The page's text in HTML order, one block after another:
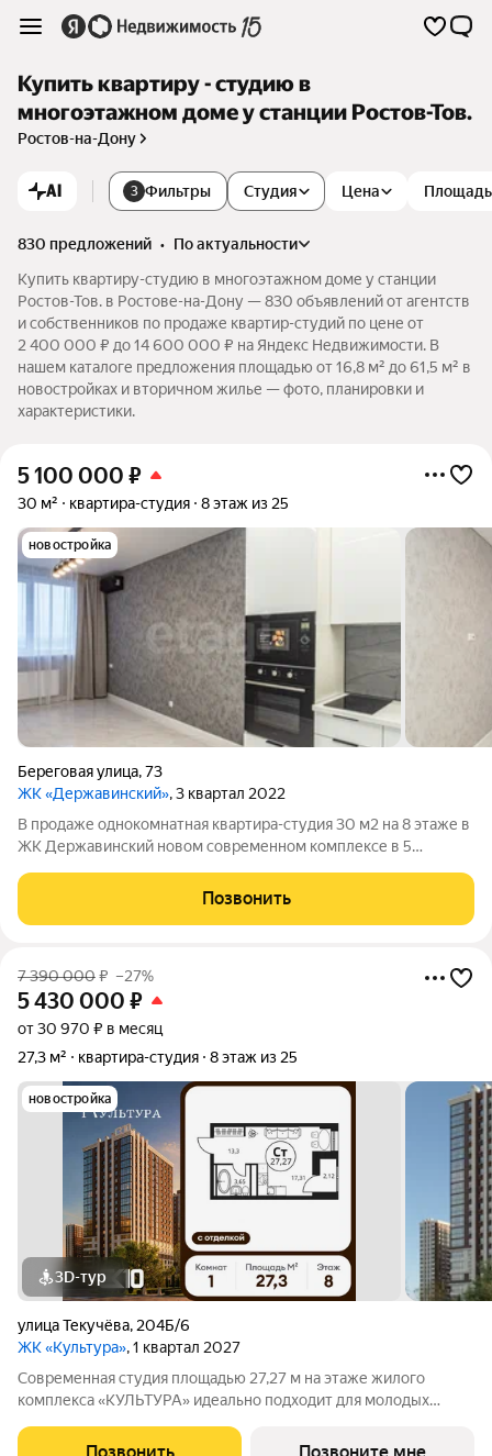
Купить квартиру - студию в
многоэтажном доме у станции Ростов-Тов.
Ростов-на-Дону
AI 3 Фильтры Студия Цена Площадь
830 предложений •
по актуальности
Купить квартиру-студию в многоэтажном доме у станции
Ростов-Тов. в Ростове-на-Дону — 830 объявлений от агентств
и собственников по продаже квартир-студий по цене от
2 400 000 ₽ до 14 600 000 ₽ на Яндекс Недвижимости. В
нашем каталоге предложения площадью от 16,8 м² до 61,5 м² в
новостройках и вторичном жилье — фото, планировки и
характеристики.
5 100 000 ₽
30 м² квартира-студия 8 этаж из 25
новостройка
Береговая улица,73
ЖК «Державинский», 3 квартал 2022
В продаже однокомнатная квартира-студия 30 м2 на 8 этаже в
ЖК Державинский новом современном комплексе в 5
квартире выполнен современный качественный ремонт
установлена некоторая мебель и техника.
Позвонить
7 390 000₽ –27%
5 430 000 ₽
от 30 970 ₽ в месяц
27,3 м²
квартира-студия 8 этаж из 25
новостройка
3D-тур
улица Текучёва, 204Б/6
ЖК «Культура», 1 квартал 2027
Современная студия площадью 27,27 м на этаже жилого
комплекса «КУЛЬТУРА» идеально подходит для молодых
инструментом для инвестиций. Общая жилая площадь м